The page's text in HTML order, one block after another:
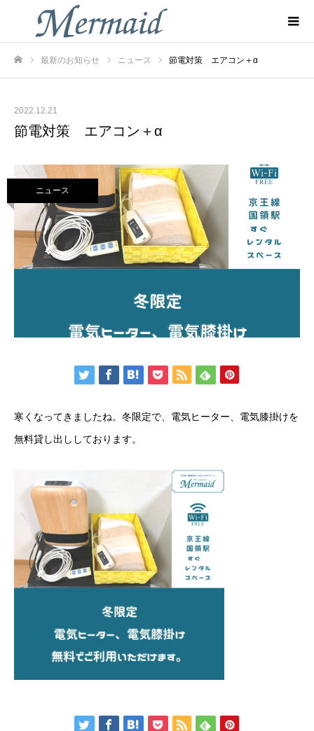
最新のお知らせ ニュース 節電対策 エアコン＋α
2022.12.21
節電対策 エアコン＋α
ニュース
寒くなってきましたね。冬限定で、電気ヒーター、電気膝掛けを
無料貸し出ししております。